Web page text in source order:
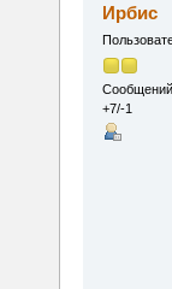
Ирбис
+7/-1